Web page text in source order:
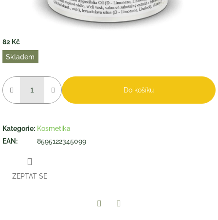
82 Kč
Měrná
cena:
Skladem
Do košíku
Kategorie: Kosmetika
EAN : 8595122345099
ZEPTAT SE